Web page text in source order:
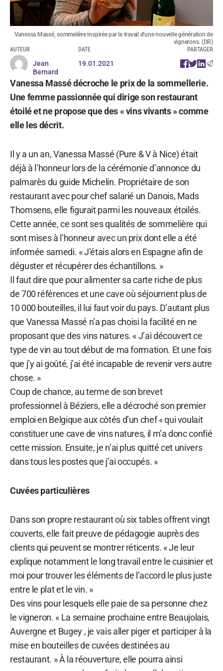
Vanessa Massé, sommelière inspirée par le travail d'une nouvelle génération de
vignerons. (DR)
AUTEUR
Jean
Bernard
DATE
19.01.2021
PARTAGER
Vanessa Massé décroche le prix de la sommellerie.
Une femme passionnée qui dirige son restaurant
étoilé et ne propose que des « vins vivants » comme
elle les décrit.
Il y a un an, Vanessa Massé (Pure & V à Nice) était
déjà à l’honneur lors de la cérémonie d’annonce du
palmarès du guide Michelin. Propriétaire de son
restaurant avec pour chef salarié un Danois, Mads
Thomsens, elle figurait parmi les nouveaux étoilés.
Cette année, ce sont ses qualités de sommelière qui
sont mises à l’honneur avec un prix dont elle a été
informée samedi. « J’étais alors en Espagne afin de
déguster et récupérer des échantillons. »
Il faut dire que pour alimenter sa carte riche de plus
de 700 références et une cave où séjournent plus de
10 000 bouteilles, il lui faut voir du pays. D’autant plus
que Vanessa Massé n’a pas choisi la facilité en ne
proposant que des vins natures. « J’ai découvert ce
type de vin au tout début de ma formation. Et une fois
que j’y ai goûté, j’ai été incapable de revenir vers autre
chose. »
Coup de chance, au terme de son brevet
professionnel à Béziers, elle a décroché son premier
emploi en Belgique aux côtés d’un chef « qui voulait
constituer une cave de vins natures, il m’a donc confié
cette mission. Ensuite, je n’ai plus quitté cet univers
dans tous les postes que j’ai occupés. »
Cuvées particulières
Dans son propre restaurant où six tables offrent vingt
couverts, elle fait preuve de pédagogie auprès des
clients qui peuvent se montrer réticents. « Je leur
explique notamment le long travail entre le cuisinier et
moi pour trouver les éléments de l’accord le plus juste
entre le plat et le vin. »
Des vins pour lesquels elle paie de sa personne chez
le vigneron. « La semaine prochaine entre Beaujolais,
Auvergne et Bugey , je vais aller piger et participer à la
mise en bouteilles de cuvées destinées au
restaurant. » À la réouverture, elle pourra ainsi